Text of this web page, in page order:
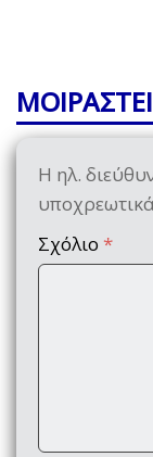
Η ηλ.
Σχόλιο *